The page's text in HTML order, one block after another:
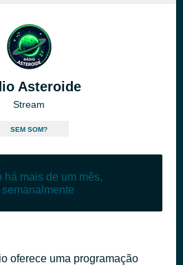
Asteroide
Stream
SEM SOM?
há mais de um mês,
oferece uma programação